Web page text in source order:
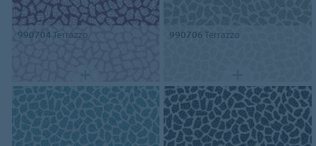
990704Terrazzo 990706Terrazzo